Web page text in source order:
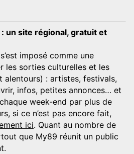
un site régional, gratuit et
imposé comme une
les sorties culturelles et les
alentours) : artistes, festivals,
infos, petites annonces… et
week-end par plus de
si ce n’est pas encore fait,
ici. Quant au nombre de
que My89 réunit un public